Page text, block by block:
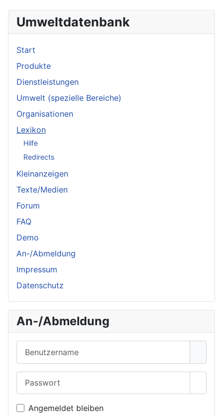
Umweltdatenbank
Start
Produkte
Dienstleistungen
Umwelt (spezielle Bereiche)
Organisationen
Lexikon
Hilfe
Redirects
Kleinanzeigen
Texte/Medien
Forum
FAQ
Demo
An-/Abmeldung
Impressum
Datenschutz
An-/Abmeldung
Angemeldet bleiben